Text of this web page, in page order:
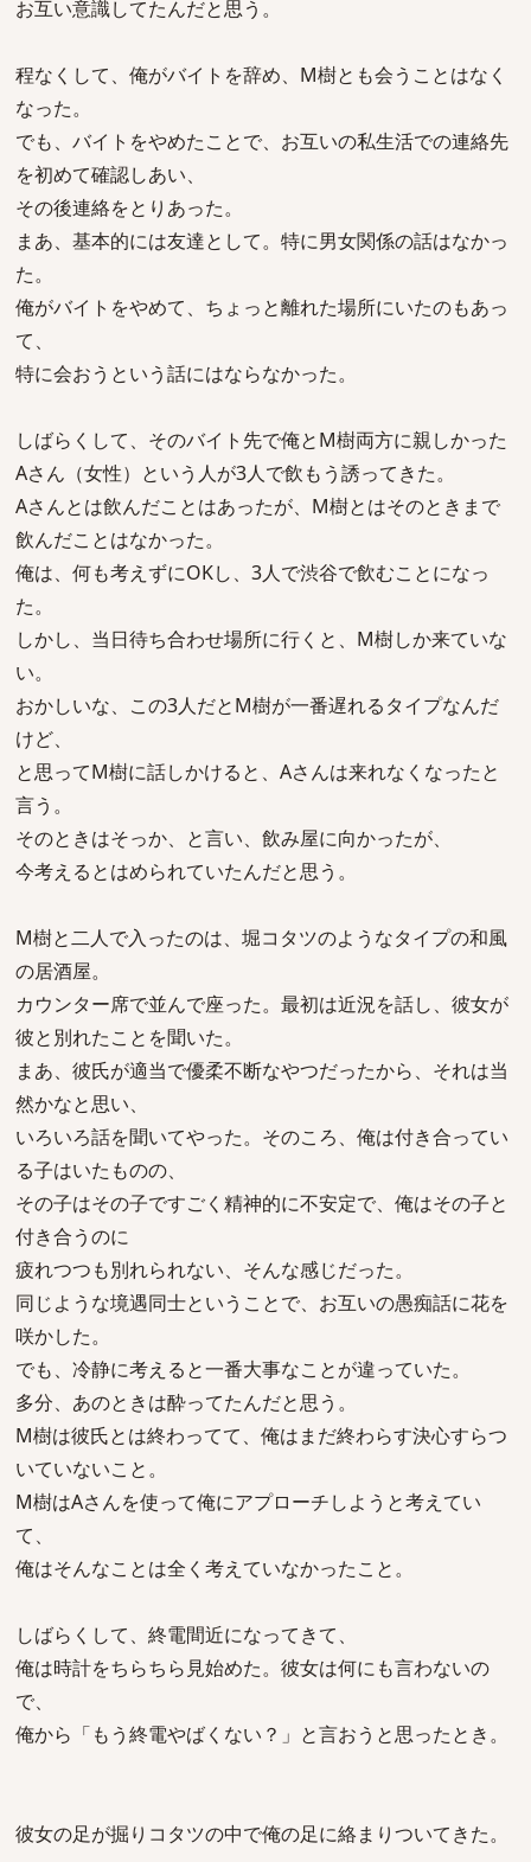
お互い意識してたんだと思う。
程なくして、俺がバイトを辞め、M樹とも会うことはなく
なった。
でも、バイトをやめたことで、お互いの私生活での連絡先
を初めて確認しあい、
その後連絡をとりあった。
まあ、基本的には友達として。特に男女関係の話はなかっ
た。
俺がバイトをやめて、ちょっと離れた場所にいたのもあっ
て、
特に会おうという話にはならなかった。
しばらくして、そのバイト先で俺とM樹両方に親しかった
Aさん（女性）という人が3人で飲もう誘ってきた。
Aさんとは飲んだことはあったが、M樹とはそのときまで
飲んだことはなかった。
俺は、何も考えずにOKし、3人で渋谷で飲むことになっ
た。
しかし、当日待ち合わせ場所に行くと、M樹しか来ていな
い。
おかしいな、この3人だとM樹が一番遅れるタイプなんだ
けど、
と思ってM樹に話しかけると、Aさんは来れなくなったと
言う。
そのときはそっか、と言い、飲み屋に向かったが、
今考えるとはめられていたんだと思う。
M樹と二人で入ったのは、堀コタツのようなタイプの和風
の居酒屋。
カウンター席で並んで座った。最初は近況を話し、彼女が
彼と別れたことを聞いた。
まあ、彼氏が適当で優柔不断なやつだったから、それは当
然かなと思い、
いろいろ話を聞いてやった。そのころ、俺は付き合ってい
る子はいたものの、
その子はその子ですごく精神的に不安定で、俺はその子と
付き合うのに
疲れつつも別れられない、そんな感じだった。
同じような境遇同士ということで、お互いの愚痴話に花を
咲かした。
でも、冷静に考えると一番大事なことが違っていた。
多分、あのときは酔ってたんだと思う。
M樹は彼氏とは終わってて、俺はまだ終わらす決心すらつ
いていないこと。
M樹はAさんを使って俺にアプローチしようと考えてい
て、
俺はそんなことは全く考えていなかったこと。
しばらくして、終電間近になってきて、
俺は時計をちらちら見始めた。彼女は何にも言わないの
で、
俺から「もう終電やばくない？」と言おうと思ったとき。
彼女の足が掘りコタツの中で俺の足に絡まりついてきた。